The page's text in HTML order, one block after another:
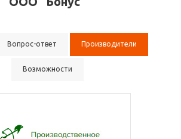
Вопрос-ответ Производители
Возможности